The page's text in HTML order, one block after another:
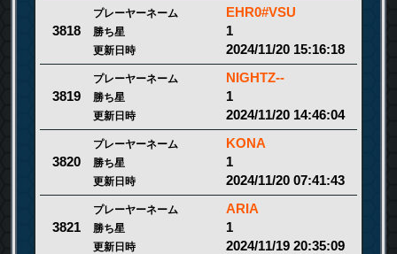
3818
プレーヤーネーム EHR0#VSU
勝ち星 1
更新日時 2024/11/20 15:16:18
3819
プレーヤーネーム NIGHTZ--
勝ち星 1
更新日時 2024/11/20 14:46:04
3820
プレーヤーネーム KONA
勝ち星 1
更新日時 2024/11/20 07:41:43
3821
プレーヤーネーム ARIA
勝ち星 1
更新日時 2024/11/19 20:35:09